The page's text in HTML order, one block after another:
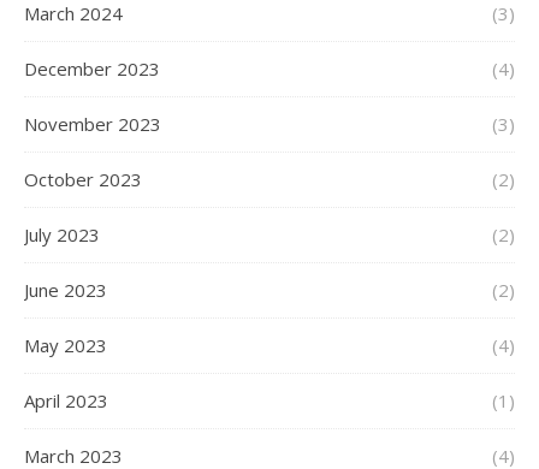
March 2024 (3)
December 2023 (4)
November 2023 (3)
October 2023 (2)
July 2023 (2)
June 2023 (2)
May 2023 (4)
April 2023 (1)
March 2023 (4)